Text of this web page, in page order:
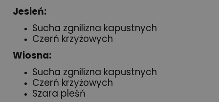
Jesień:
Sucha zgnilizna kapustnych
Czerń krzyżowych
Wiosna:
Sucha zgnilizna kapustnych
Czerń krzyżowych
Szara pleśń